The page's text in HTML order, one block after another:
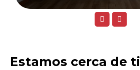
Estamos cerca de ti